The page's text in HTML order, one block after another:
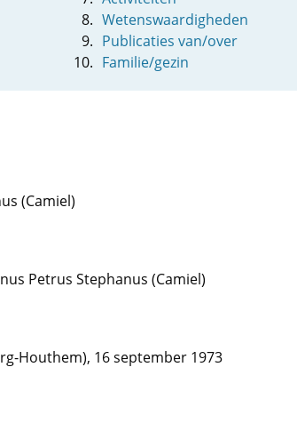
Wetenswaardigheden
Publicaties van/over
Familie/gezin
(Camiel)
Petrus Stephanus (Camiel)
Houthem), 16 september 1973